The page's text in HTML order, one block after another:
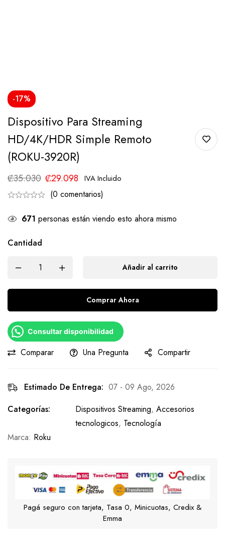
-17%
Dispositivo Para Streaming
HD/4K/HDR Simple Remoto
(ROKU-3920R)
₡35.030 ₡29.098 IVA Incluido
(0 comentarios)
671 personas están viendo esto ahora mismo
Cantidad
Añadir al carrito
Comprar Ahora
Consultar disponibilidad
Comparar Una Pregunta Compartir
Estimado De Entrega: 07 - 09 Ago, 2026
Categorías:
Dispositivos Streaming, Accesorios
tecnologicos, Tecnología
Marca: Roku
Pagá seguro con tarjeta, Tasa 0, Minicuotas, Credix &
Emma